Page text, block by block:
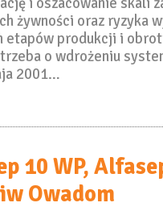
żywności oraz ryzyka
etapów produkcji i
o wdrożeniu
2001…
10 WP,
Owadom